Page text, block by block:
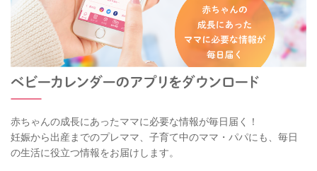
赤ちゃんの成長にあったママに必要な情報が毎日届く！
妊娠から出産までのプレママ、子育て中のママ・パパにも、毎日
の生活に役立つ情報をお届けします。